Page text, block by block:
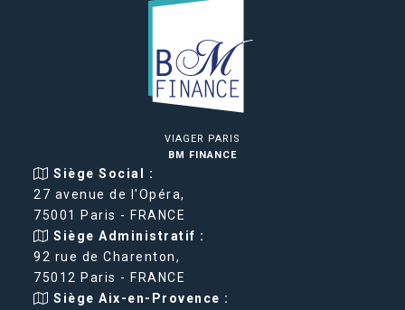
VIAGER PARIS
BM FINANCE
Siège Social :
27 avenue de l'Opéra,
75001 Paris - FRANCE
Siège Administratif :
92 rue de Charenton,
75012 Paris - FRANCE
Siège Aix-en-Provence :